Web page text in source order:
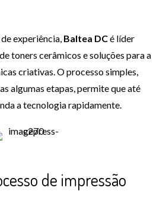
experiência, Baltea DCé líder
toners cerâmicos e soluções para a
criativas. O processo simples,
algumas etapas, permite que até
a tecnologia rapidamente.
de impressão